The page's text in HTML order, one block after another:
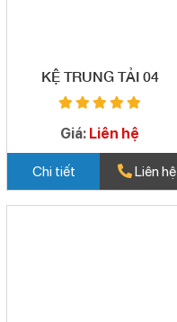
KỆ TRUNG TẢI 04
Giá: Liên hệ
Chi tiết Liên hệ